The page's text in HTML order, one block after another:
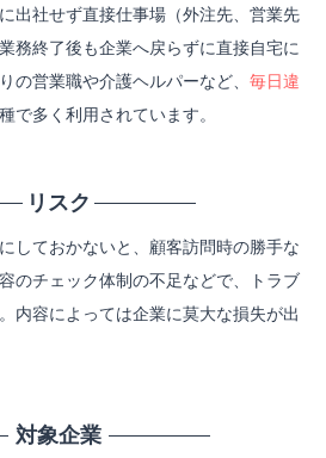
出社せず直接仕事場（外注先、営業先
務終了後も企業へ戻らずに直接自宅に
の営業職や介護ヘルパーなど、 毎日違
で多く利用されています。
リスク
しておかないと、顧客訪問時の勝手な
のチェック体制の不足などで、トラブ
内容によっては企業に莫大な損失が出
対象企業